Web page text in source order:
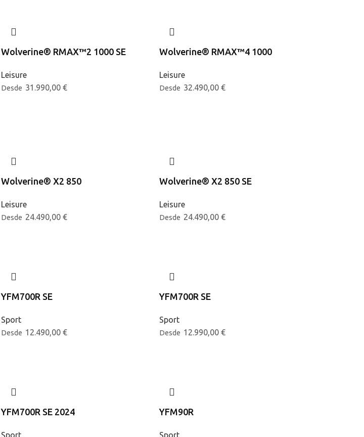
Wolverine® RMAX™2 1000 SE
Leisure
Desde 31.990,00 €
Wolverine® RMAX™4 1000
Leisure
Desde 32.490,00 €
Wolverine® X2 850
Leisure
Desde 24.490,00 €
Wolverine® X2 850 SE
Leisure
Desde 24.490,00 €
YFM700R SE
Sport
Desde 12.490,00 €
YFM700R SE
Sport
Desde 12.990,00 €
YFM700R SE 2024
Sport
YFM90R
Sport